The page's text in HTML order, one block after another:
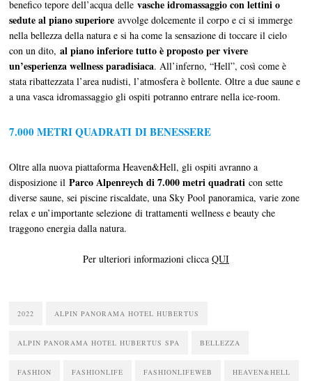
benefico tepore dell’acqua dellevasche idromassaggio con lettini o
sedute al piano superiore avvolge dolcemente il corpo e ci si immerge
nella bellezza della natura e si ha come la sensazione di toccare il cielo
con un dito,al piano inferiore tutto è proposto per vivere
un’esperienza wellness paradisiaca. All’inferno, “Hell”, così come è
stata ribattezzata l’area nudisti, l’atmosfera è bollente. Oltre a due saune e
a una vasca idromassaggio gli ospiti potranno entrare nella ice-room.
7.000 METRI QUADRATI DI BENESSERE
Oltre alla nuova piattaforma Heaven&Hell, gli ospiti avranno a
disposizione ilParco Alpenreych di 7.000 metri quadrati con sette
diverse saune, sei piscine riscaldate, una Sky Pool panoramica, varie zone
relax e un’importante selezione di trattamenti wellness e beauty che
traggono energia dalla natura.
Per ulteriori informazioni clicca QUI
2022 ALPIN PANORAMA HOTEL HUBERTUS
ALPIN PANORAMA HOTEL HUBERTUS SPA BELLEZZA
FASHION FASHIONLIFE FASHIONLIFEWEB HEAVEN&HELL